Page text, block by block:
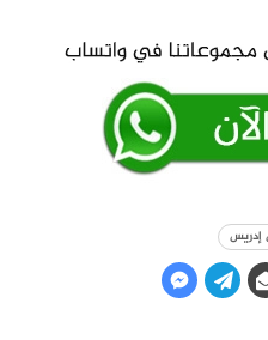
إدريس